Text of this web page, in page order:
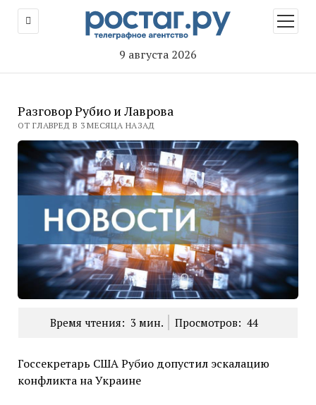
9 августа 2026
меню
Разговор Рубио и Лаврова
ОТ ГЛАВРЕД В 3 МЕСЯЦА НАЗАД
Время чтения: 3 мин. Просмотров: 44
Госсекретарь США Рубио допустил эскалацию
конфликта на Украине